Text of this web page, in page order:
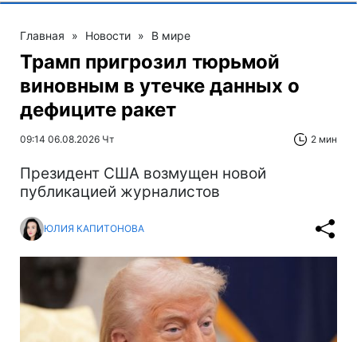
Главная » Новости » В мире
Трамп пригрозил тюрьмой
виновным в утечке данных о
дефиците ракет
09:14 06.08.2026 Чт 2 мин
Президент США возмущен новой
публикацией журналистов
ЮЛИЯ КАПИТОНОВА